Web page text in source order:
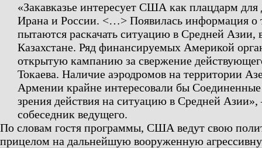
«Закавказье интересует США как плацдарм для
Ирана и России. <…> Появилась информация
пытаются раскачать ситуацию в Средней Азии,
Казахстане. Ряд финансируемых Америкой
открытую кампанию за свержение
Токаева. Наличие аэродромов на территории
Армении крайне интересовали бы
зрения действия на ситуацию в Средней Азии»,
собеседник ведущего.
По словам гостя программы, США ведут свою
прицелом на дальнейшую вооруженную